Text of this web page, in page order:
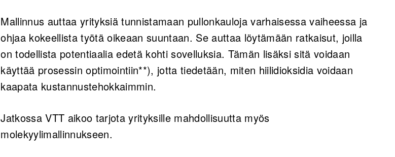
Mallinnus auttaa yrityksiä tunnistamaan pullonkauloja varhaisessa vaiheessa ja
ohjaa kokeellista työtä oikeaan suuntaan. Se auttaa löytämään ratkaisut, joilla
on todellista potentiaalia edetä kohti sovelluksia. Tämän lisäksi sitä voidaan
käyttää prosessin optimointiin**), jotta tiedetään, miten hiilidioksidia voidaan
kaapata kustannustehokkaimmin.
Jatkossa VTT aikoo tarjota yrityksille mahdollisuutta myös
molekyylimallinnukseen.